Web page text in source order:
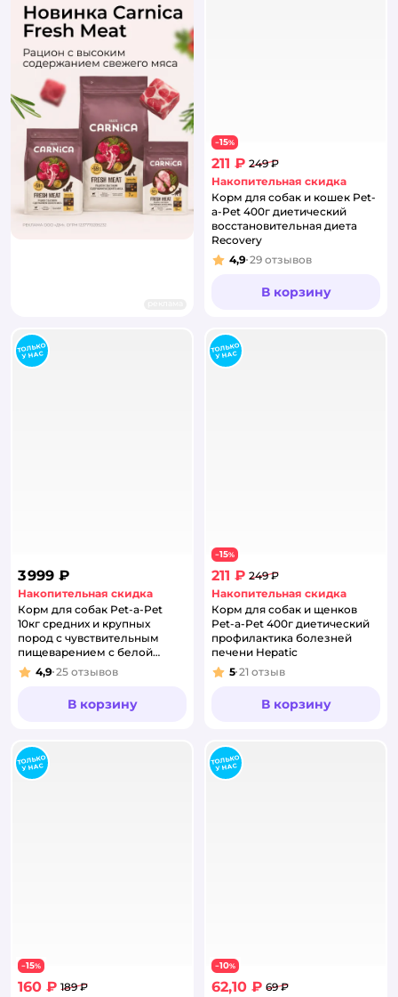
−15%
211 ₽ 249 ₽
Накопительная скидка
Корм для собак и кошек Pet-
a-Pet 400г диетический
восстановительная диета
Recovery
Рейтинг:
4,9 29 отзывов
В корзину
3 999 ₽
Накопительная скидка
Корм для собак Pet-a-Pet
10кг средних и крупных
пород с чувствительным
пищеварением с белой
рыбой
Рейтинг:
4,9 25 отзывов
В корзину
−15%
211 ₽ 249 ₽
Накопительная скидка
Корм для собак и щенков
Pet-a-Pet 400г диетический
профилактика болезней
печени Hepatic
Рейтинг:
5 21 отзыв
В корзину
−15%
160 ₽ 189 ₽
−10%
62,10 ₽ 69 ₽